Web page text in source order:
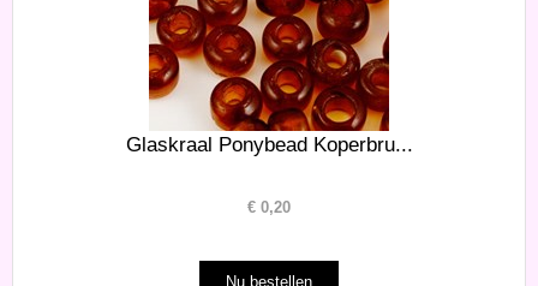
Glaskraal Ponybead Koperbru...
€ 0,20